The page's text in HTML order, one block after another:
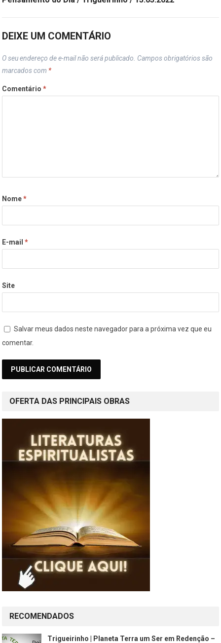
DEIXE UM COMENTÁRIO
O seu endereço de e-mail não será publicado. Campos obrigatórios são
marcados com *
Comentário*
Nome*
E-mail*
Site
Salvar meus dados neste navegador para a próxima vez que eu
comentar.
OFERTA DAS PRINCIPAIS OBRAS
RECOMENDADOS
Trigueirinho | Planeta Terra um Ser em Redenção –